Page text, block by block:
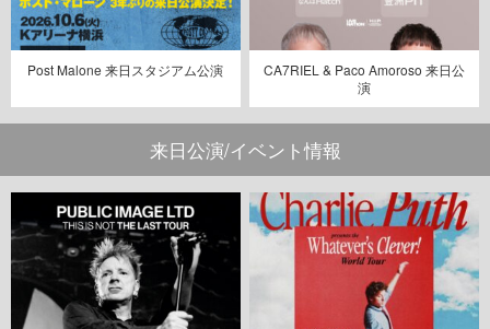
Post Malone 来日スタジアム公演
CA7RIEL & Paco Amoroso 来日公
演
来日公演/イベント情報